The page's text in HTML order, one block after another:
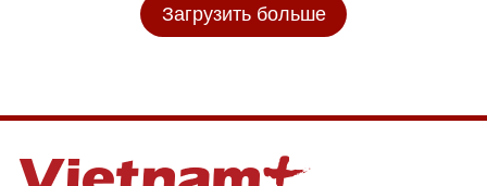
Загрузить больше